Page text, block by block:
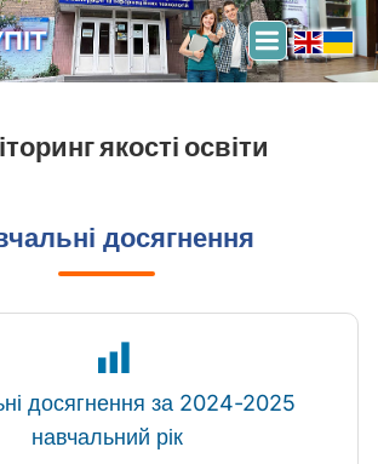
якості освіти
досягнення
досягнення за 2024-2025
навчальний рік